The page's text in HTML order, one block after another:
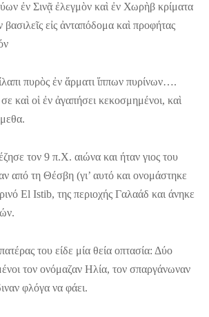
ἐν Σινᾷ ἐλεγμὸν καὶ ἐν Χωρὴβ κρίματα
εἰς ἀνταπόδομα καὶ προφήτας
πυρὸς ἐν ἅρματι ἵππων πυρίνων….
σε καὶ οἱ ἐν ἀγαπήσει κεκοσμημένοι, καὶ
τον 9 π.Χ. αιώνα και ήταν γιος του
από τη Θέσβη (γι’ αυτό και ονομάστηκε
El Istib, της περιοχής Γαλαάδ και άνηκε
του είδε μία θεία οπτασία: Δύο
τον ονόμαζαν Ηλία, τον σπαργάνωναν
φλόγα να φάει.